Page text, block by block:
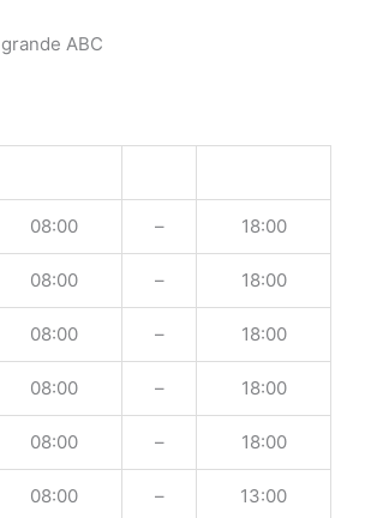
ABC
08:00 – 18:00
08:00 – 18:00
08:00 – 18:00
08:00 – 18:00
08:00 – 18:00
08:00 – 13:00